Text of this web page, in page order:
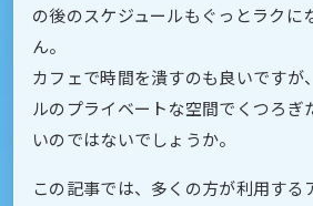
の後のスケジュールもぐっとラクに
ん。
カフェで時間を潰すのも良いですが
ルのプライベートな空間でくつろぎ
いのではないでしょうか。
この記事では、多くの方が利用する